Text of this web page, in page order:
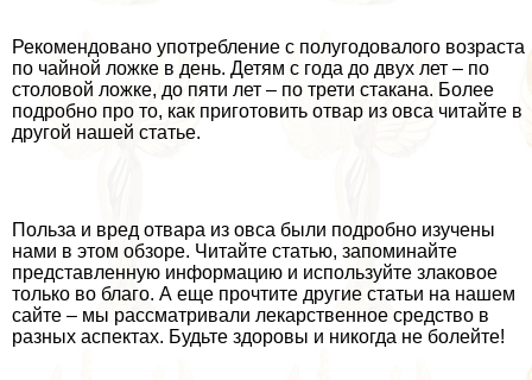
Рекомендовано употрeбление с полугодовалого возраста
по чайной ложке в день. Детям с года до двух лет – по
столовой ложке, до пяти лет – по трети стакана. Более
подробно про то, как приготовить отвар из овса читайте в
другой нашей статье.
Польза и вред отвара из овса были подробно изучены
нами в этом обзоре. Читайте статью, запоминайте
представленную информацию и используйте злаковое
только во благо. А еще прочтите другие статьи на нашем
сайте – мы рассматривали лекарственное средство в
разных аспектах. Будьте здоровы и никогда не болейте!